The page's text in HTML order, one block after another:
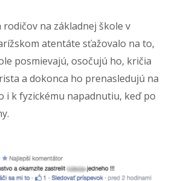
na základnej škole v
atentáte sťažovalo na to,
posmievajú, osočujú ho, kričia
a dokonca ho prenasledujú na
i k fyzickému napadnutiu, keď po